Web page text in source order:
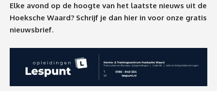
Elke avond op de hoogte van het laatste nieuws uit de
Hoeksche Waard? Schrijf je dan hier in voor onze gratis
nieuwsbrief.